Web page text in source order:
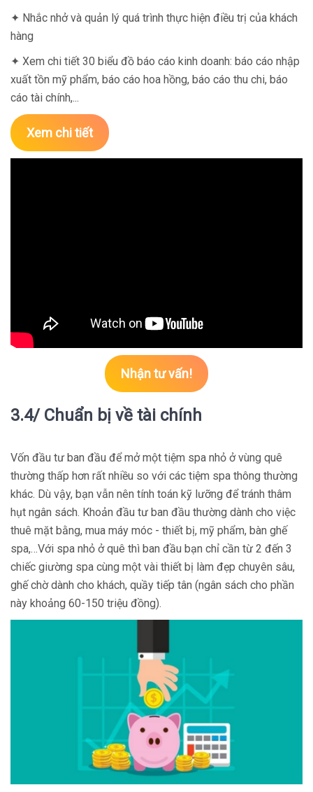
✦ Nhắc nhở và quản lý quá trình thực hiện điều trị của khách
hàng
✦ Xem chi tiết 30 biểu đồ báo cáo kinh doanh: báo cáo nhập
xuất tồn mỹ phẩm, báo cáo hoa hồng, báo cáo thu chi, báo
cáo tài chính,...
Xem chi tiết
Nhận tư vấn!
3.4/ Chuẩn bị về tài chính
Vốn đầu tư ban đầu để mở một tiệm spa nhỏ ở vùng quê
thường thấp hơn rất nhiều so với các tiệm spa thông thường
khác. Dù vậy, bạn vẫn nên tính toán kỹ lưỡng để tránh thâm
hụt ngân sách. Khoản đầu tư ban đầu thường dành cho việc
thuê mặt bằng, mua máy móc - thiết bị, mỹ phẩm, bàn ghế
spa,…Với spa nhỏ ở quê thì ban đầu bạn chỉ cần từ 2 đến 3
chiếc giường spa cùng một vài thiết bị làm đẹp chuyên sâu,
ghế chờ dành cho khách, quầy tiếp tân (ngân sách cho phần
này khoảng 60-150 triệu đồng).